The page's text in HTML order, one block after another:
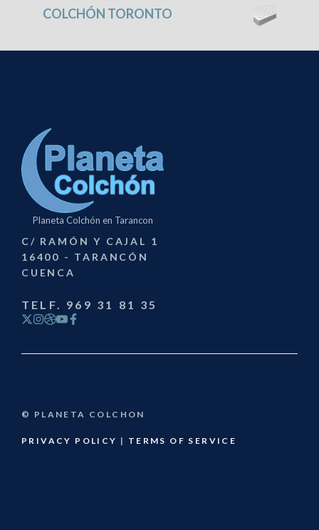
COLCHÓN TORONTO
Planeta Colchón en Tarancon
C/ RAMÓN Y CAJAL 1
16400 - TARANCÓN
CUENCA
TELF. 969 31 81 35
© PLANETA COLCHON
PRIVACY POLICY | TERMS OF SERVICE